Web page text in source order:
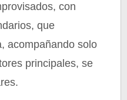
con
que
acompañando solo
principales, se